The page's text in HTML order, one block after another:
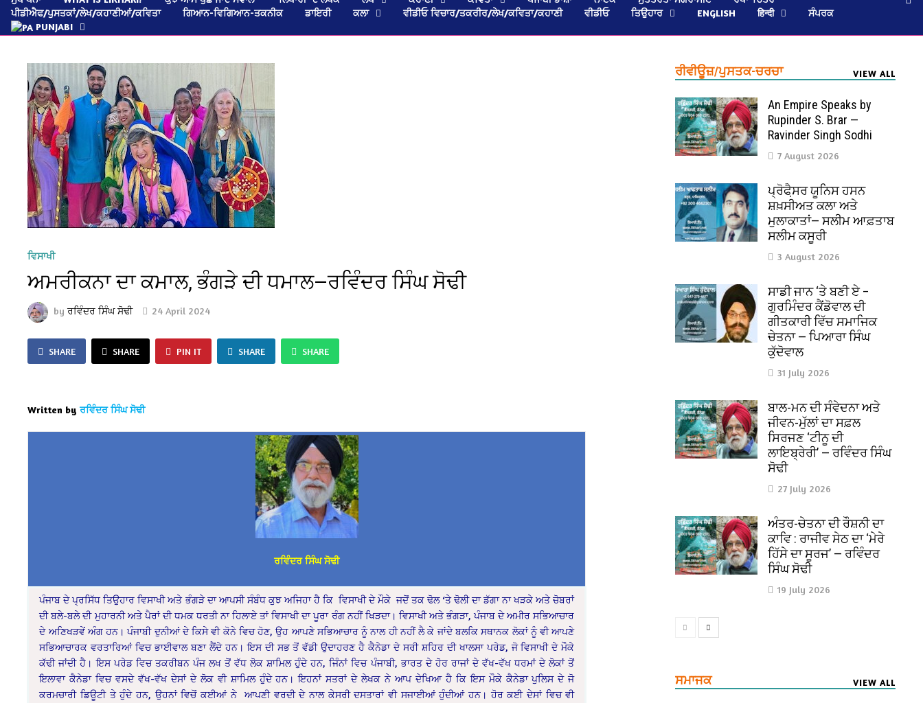
ਪੀਡੀਐਫ/ਪੁਸਤਕਾਂ/ਲੇਖ/ਕਹਾਣੀਆਂ/ਕਵਿਤਾ
ਗਿਆਨ-ਵਿਗਿਆਨ-ਤਕਨੀਕ ਡਾਇਰੀ ਕਲਾ ਵੀਡੀਓ ਵਿਚਾਰ/ਤਕਰੀਰ/ਲੇਖ/ਕਵਿਤਾ/ਕਹਾਣੀ ਵੀਡੀਓ ਤਿਉਹਾਰ ENGLISH हिन्दी
ਸੰਪਰਕ
PUNJABI
ਵਿਸਾਖੀ
ਅਮਰੀਕਨਾ ਦਾ ਕਮਾਲ, ਭੰਗੜੇ ਦੀ ਧਮਾਲ—ਰਵਿੰਦਰ ਸਿੰਘ ਸੋਢੀ
byਰਵਿੰਦਰ ਸਿੰਘ ਸੋਢੀ 24 April 2024
SHARE SHARE PIN IT SHARE SHARE
Written by ਰਵਿੰਦਰ ਸਿੰਘ ਸੋਢੀ
ਰਵਿੰਦਰ ਸਿੰਘ ਸੋਢੀ
ਪੰਜਾਬ ਦੇ ਪ੍ਰਸਿੱਧ ਤਿਉਹਾਰ ਵਿਸਾਖੀ ਅਤੇ ਭੰਗੜੇ ਦਾ ਆਪਸੀ ਸੰਬੰਧ ਕੁਝ ਅਜਿਹਾ ਹੈ ਕਿ ਵਿਸਾਖੀ ਦੇ ਮੌਕੇ ਜਦੋਂ ਤਕ ਢੋਲ ‘ਤੇ ਢੋਲੀ ਦਾ ਡੱਗਾ ਨਾ ਖੜਕੇ ਅਤੇ ਚੋਬਰਾਂ
ਦੀ ਬਲੇ-ਬਲੇ ਦੀ ਮੁਹਾਰਨੀ ਅਤੇ ਪੈਰਾਂ ਦੀ ਧਮਕ ਧਰਤੀ ਨਾ ਹਿਲਾਏ ਤਾਂ ਵਿਸਾਖੀ ਦਾ ਪੂਰਾ ਰੰਗ ਨਹੀਂ ਖਿੜਦਾ। ਵਿਸਾਖੀ ਅਤੇ ਭੰਗੜਾ, ਪੰਜਾਬ ਦੇ ਅਮੀਰ ਸਭਿਆਚਾਰ
ਦੇ ਅਣਿਖੜਵੇਂ ਅੰਗ ਹਨ। ਪੰਜਾਬੀ ਦੁਨੀਆਂ ਦੇ ਕਿਸੇ ਵੀ ਕੋਨੇ ਵਿਚ ਹੋਣ, ਉਹ ਆਪਣੇ ਸਭਿਆਚਾਰ ਨੂੰ ਨਾਲ ਹੀ ਨਹੀਂ ਲੈ ਕੇ ਜਾਂਦੇ ਬਲਕਿ ਸਥਾਨਕ ਲੋਕਾਂ ਨੂੰ ਵੀ ਆਪਣੇ
ਸਭਿਆਚਾਰਕ ਵਰਤਾਰਿਆਂ ਵਿਚ ਭਾਈਵਾਲ ਬਣਾ ਲੈਂਦੇ ਹਨ। ਇਸ ਦੀ ਸਭ ਤੋਂ ਵੱਡੀ ਉਦਾਹਰਣ ਹੈ ਕੈਨੇਡਾ ਦੇ ਸਰੀ ਸ਼ਹਿਰ ਦੀ ਖਾਲਸਾ ਪਰੇਡ, ਜੋ ਵਿਸਾਖੀ ਦੇ ਮੌਕੇ
ਕੱਢੀ ਜਾਂਦੀ ਹੈ। ਇਸ ਪਰੇਡ ਵਿਚ ਤਕਰੀਬਨ ਪੰਜ ਲਖ ਤੋਂ ਵੱਧ ਲੋਕ ਸ਼ਾਮਿਲ ਹੁੰਦੇ ਹਨ, ਜਿੰਨਾਂ ਵਿਚ ਪੰਜਾਬੀ, ਭਾਰਤ ਦੇ ਹੋਰ ਰਾਜਾਂ ਦੇ ਵੱਖ-ਵੱਖ ਧਰਮਾਂ ਦੇ ਲੋਕਾਂ ਤੋਂ
ਇਲਾਵਾ ਕੈਨੇਡਾ ਵਿਚ ਵਸਦੇ ਵੱਖ-ਵੱਖ ਦੇਸਾਂ ਦੇ ਲੋਕ ਵੀ ਸ਼ਾਮਿਲ ਹੁੰਦੇ ਹਨ। ਇਹਨਾਂ ਸਤਰਾਂ ਦੇ ਲੇਖਕ ਨੇ ਆਪ ਦੇਖਿਆ ਹੈ ਕਿ ਇਸ ਮੌਕੇ ਕੈਨੇਡਾ ਪੁਲਿਸ ਦੇ ਜੋ
ਕਰਮਚਾਰੀ ਡਿਊਟੀ ਤੇ ਹੁੰਦੇ ਹਨ, ਉਹਨਾਂ ਵਿਚੋਂ ਕਈਆਂ ਨੇ ਆਪਣੀ ਵਰਦੀ ਦੇ ਨਾਲ ਕੇਸਰੀ ਦਸਤਾਰਾਂ ਵੀ ਸਜਾਈਆਂ ਹੁੰਦੀਆਂ ਹਨ। ਹੋਰ ਕਈ ਦੇਸਾਂ ਵਿਚ ਵੀ
ਰੀਵੀਊਜ਼/ਪੁਸਤਕ-ਚਰਚਾ VIEW ALL
An Empire Speaks by
Rupinder S. Brar —
Ravinder Singh Sodhi
7 August 2026
ਪ੍ਰੋਫੈ਼ਸਰ ਯੂਨਿਸ ਹਸਨ
ਸ਼ਖ਼ਸੀਅਤ ਕਲਾ ਅਤੇ
ਮੁਲਾਕਾਤਾਂ— ਸਲੀਮ ਆਫ਼ਤਾਬ
ਸਲੀਮ ਕਸੂਰੀ
3 August 2026
ਸਾਡੀ ਜਾਨ ‘ਤੇ ਬਣੀ ਏ –
ਗੁਰਮਿੰਦਰ ਕੈਂਡੋਵਾਲ ਦੀ
ਗੀਤਕਾਰੀ ਵਿੱਚ ਸਮਾਜਿਕ
ਚੇਤਨਾ — ਪਿਆਰਾ ਸਿੰਘ
ਕੁੱਦੋਵਾਲ
31 July 2026
ਬਾਲ-ਮਨ ਦੀ ਸੰਵੇਦਨਾ ਅਤੇ
ਜੀਵਨ-ਮੁੱਲਾਂ ਦਾ ਸਫ਼ਲ
ਸਿਰਜਣ ‘ਟੀਨੂ ਦੀ
ਲਾਇਬ੍ਰੇਰੀ’ — ਰਵਿੰਦਰ ਸਿੰਘ
ਸੋਢੀ
27 July 2026
ਅੰਤਰ-ਚੇਤਨਾ ਦੀ ਰੌਸ਼ਨੀ ਦਾ
ਕਾਵਿ : ਰਾਜੀਵ ਸੇਠ ਦਾ ‘ਮੇਰੇ
ਹਿੱਸੇ ਦਾ ਸੂਰਜ’ — ਰਵਿੰਦਰ
ਸਿੰਘ ਸੋਢੀ
19 July 2026
ਸਮਾਜਕ VIEW ALL